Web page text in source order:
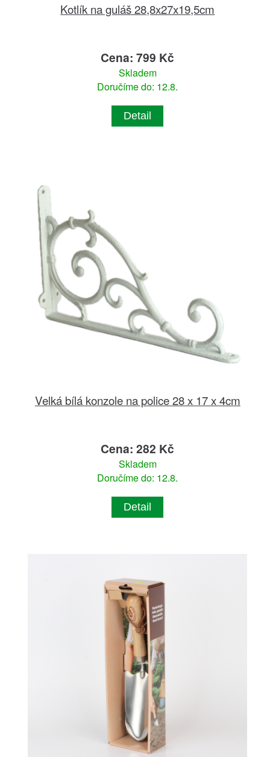
Kotlík na guláš 28,8x27x19,5cm
Cena: 799 Kč
Skladem
Doručíme do: 12.8.
Detail
Velká bílá konzole na police 28 x 17 x 4cm
Cena: 282 Kč
Skladem
Doručíme do: 12.8.
Detail